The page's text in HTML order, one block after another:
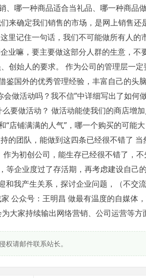
哪一种商品适合当礼品、哪一种商品
来确定我们销售的市场，是网上销售还
里记住一句话，我们不可能做所有人的
业嘛，要主要做这部分人群的生意，不
创始人的要求。 作为公司的管理层一
国外的优秀管理经验，丰富自己的头
做活动吗？我不信”中详细写出了如何
要做活动？ 做活动能使我们的商店增
“店铺满满的人气”，哪一个购买的可能
的团队，能做到这四条已经很不错了
为初创公司，能生存已经很不错了，不
等企业度过了存活期，再考虑建设自己
和我产生关系，探讨企业问题，（不交
公众号：王明昌 做最有温度的自媒体
大家持续输出网络营销、公司运营等方
请邮件联系站长。